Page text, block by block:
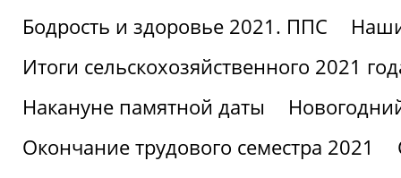
Бодрость и здоровье 2021. ППС
Итоги сельскохозяйственного 2021
Накануне памятной даты
Окончание трудового семестра 2021